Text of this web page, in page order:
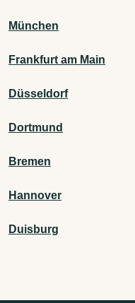
München
Frankfurt am Main
Düsseldorf
Dortmund
Bremen
Hannover
Duisburg